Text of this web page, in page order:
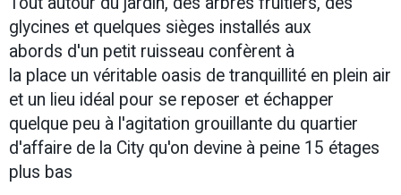
glycines et quelques sièges installés aux
abords d'un petit ruisseau confèrent à
la place un véritable oasis de tranquillité en plein air
et un lieu idéal pour se reposer et échapper
quelque peu à l'agitation grouillante du quartier
d'affaire de la City qu'on devine à peine 15 étages
plus bas